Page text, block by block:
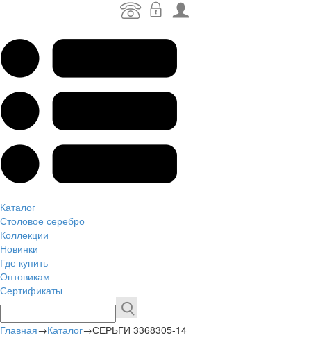
Каталог
Столовое серебро
Коллекции
Новинки
Где купить
Оптовикам
Сертификаты
Главная→Каталог→СЕРЬГИ 3368305-14